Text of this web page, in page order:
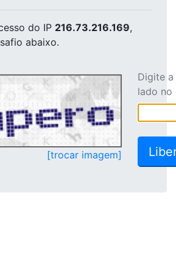
do IP 216.73.216.169,
abaixo.
[trocar imagem]
Digite
lado no